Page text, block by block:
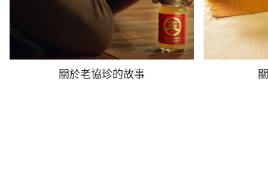
關於老協珍的故事